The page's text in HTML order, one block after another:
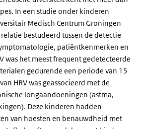
In een studie onder kinderen
Medisch Centrum Groningen
bestudeerd tussen de detectie
patiëntkenmerken en
was het meest frequent gedetecteerde
gedurende een periode van 15
HRV was geassocieerd met de
longaandoeningen (astma,
Deze kinderen hadden
van hoesten en benauwdheid met